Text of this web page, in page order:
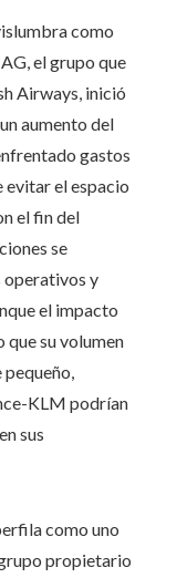
como
el grupo que
Airways, inició
aumento del
gastos
evitar el espacio
el fin del
se
operativos y
el impacto
que su volumen
pequeño,
KLM podrían
sus
como uno
propietario